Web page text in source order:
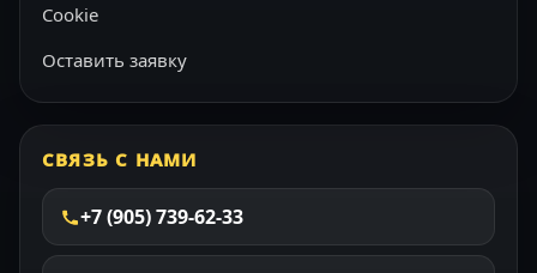
Cookie
Оставить заявку
СВЯЗЬ С НАМИ
+7 (905) 739-62-33